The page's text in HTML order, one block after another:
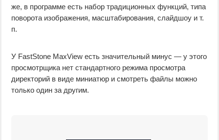
же, в программе есть набор традиционных функций, типа
поворота изображения, масштабирования, слайдшоу и т.
п.
У FastStone MaxView есть значительный минус — у этого
просмотрщика нет стандартного режима просмотра
директорий в виде миниатюр и смотреть файлы можно
только один за другим.